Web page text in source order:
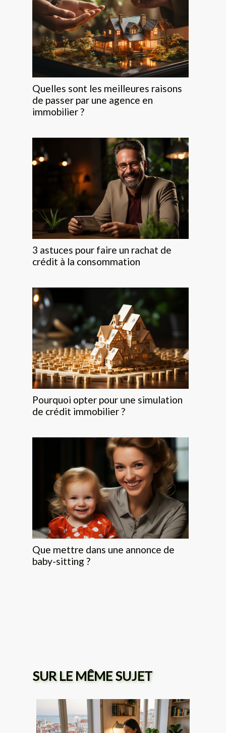
Quelles sont les meilleures raisons
de passer par une agence en
immobilier ?
3 astuces pour faire un rachat de
crédit à la consommation
Pourquoi opter pour une simulation
de crédit immobilier ?
Que mettre dans une annonce de
baby-sitting ?
SUR LE MÊME SUJET